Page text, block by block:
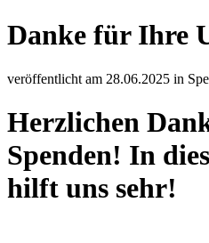
Danke für Ihre
veröffentlicht am 28.06.2025 in
Herzlichen
Spenden! In
hilft uns sehr!